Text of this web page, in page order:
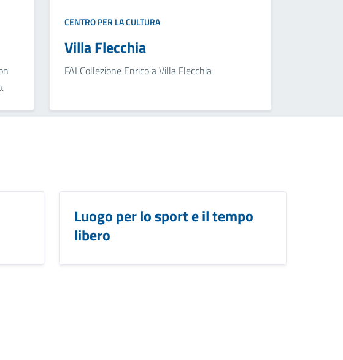
CENTRO PER LA CULTURA
Villa Flecchia
FAI Collezione Enrico a Villa Flecchia
Luogo per lo sport e il tempo
libero